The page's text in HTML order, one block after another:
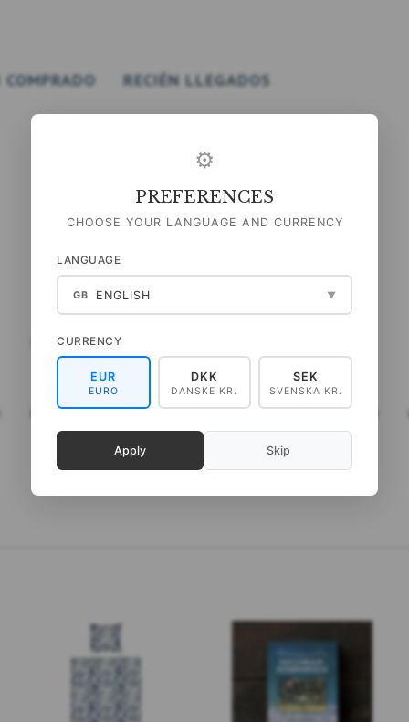
COMPRADO RECIÉN LLEGADOS
IMPRESIÓN A4 - MARIPOSAS
49,00 DKK
39,20 DKKIVA NO INCLUIDO)
49,00 DKK
(39,20 DKKIVA NO INCLUIDO
AÑADIR A LA CESTA
⚙
PREFERENCES
CHOOSE YOUR LANGUAGE AND CURRENCY
LANGUAGE
GB ENGLISH ▼
CURRENCY
EUR
EURO
DKK
DANSKE KR.
SEK
SVENSKA KR.
Apply Skip